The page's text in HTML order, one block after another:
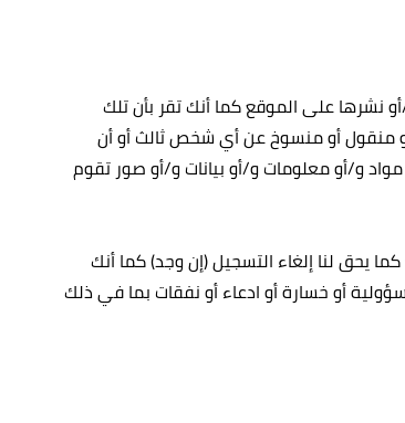
نشرها على الموقع كما أنك تقر بأن تلك
أو منقول أو منسوخ عن أي شخص ثالث أو أن
و/أو معلومات و/أو بيانات و/أو صور تقوم
يحق لنا إلغاء التسجيل (إن وجد) كما أنك
أو خسارة أو ادعاء أو نفقات بما في ذلك